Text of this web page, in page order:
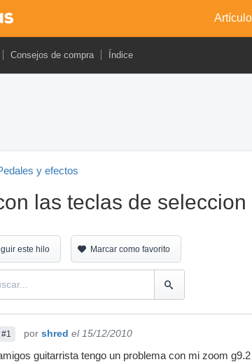
Consejos de compra Índice
y efectos
las teclas de
este hilo Marcar como favorito
#1 por shred el 15/12/2010
guitarrista tengo un problema con mi zoom